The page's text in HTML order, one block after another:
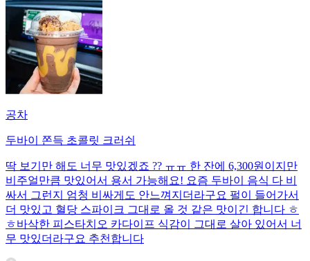
공차
두바이 쫀득 초콜릿 크러쉬
딱 보기만 해도 너무 맛있겠죠 ?? ㅠㅠ 한 잔에 6,300원이지만
비주얼만큼 맛있어서 용서 가능해요! 요즘 두바이 음식 다 비
싸서 그런지 엄청 비싸게도 안느껴지더라구요 펄이 들어가서
더 맛있고 혈당 스파이크 그대로 올 것 같은 맛이긴 합니다 ㅎ
ㅎ바삭한 피스타치오 카다이프 식감이 그대로 살아 있어서 너
무 맛있더라구요 추천합니다